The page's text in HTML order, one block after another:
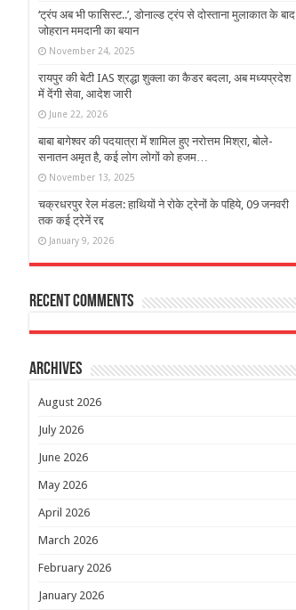
‘ट्रंप अब भी फासिस्ट..’, डोनाल्ड ट्रंप से दोस्ताना मुलाकात के बाद
जोहरान ममदानी का बयान
November 24, 2025
रायपुर की बेटी IAS श्रद्धा शुक्ला का कैडर बदला, अब मध्यप्रदेश
में देंगी सेवा, आदेश जारी
June 22, 2026
बाबा बागेश्वर की पदयात्रा में शामिल हुए नरोत्तम मिश्रा, बोले-
सनातन अमृत है, कई लोग लोगों को हजम…
November 13, 2025
चक्रधरपुर रेल मंडल: हाथियों ने रोके ट्रेनों के पहिये, 09 जनवरी
तक कई ट्रेनें रद्द
January 9, 2026
Recent Comments
Archives
August 2026
July 2026
June 2026
May 2026
April 2026
March 2026
February 2026
January 2026